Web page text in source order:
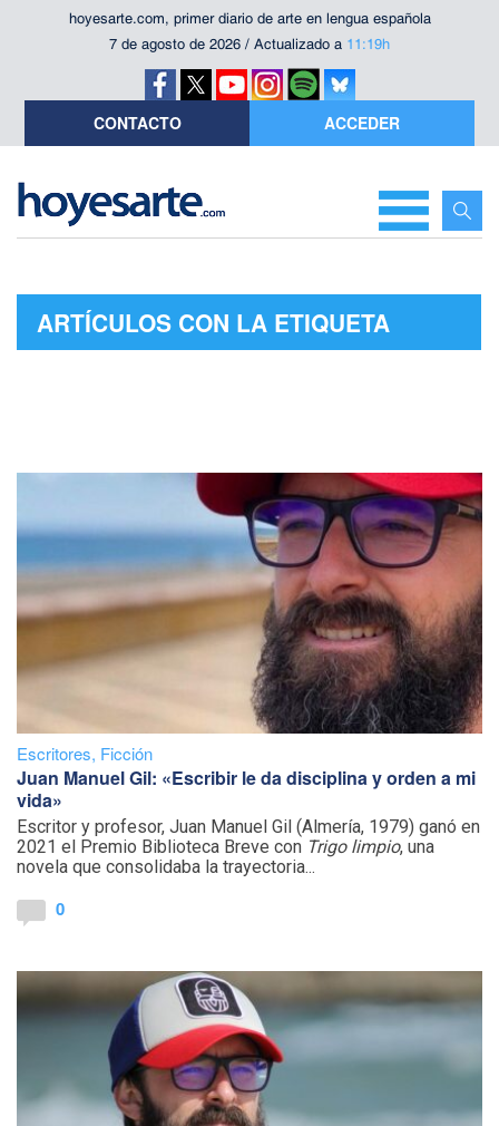
hoyesarte.com, primer diario de arte en lengua española
7 de agosto de 2026 / Actualizado a 11:19h
CONTACTO ACCEDER
ARTÍCULOS CON LA ETIQUETA
Escritores, Ficción
Juan Manuel Gil: «Escribir le da disciplina y orden a mi
vida»
Escritor y profesor, Juan Manuel Gil (Almería, 1979) ganó en
2021 el Premio Biblioteca Breve con Trigo limpio, una
novela que consolidaba la trayectoria...
0